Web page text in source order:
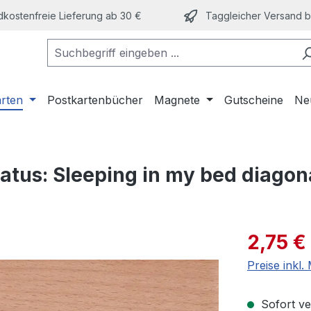
Lieferung ab 30 € Taggleicher Versand
Postkartenbücher Magnete Gutscheine
Sleeping in my bed
2,75 €
Preise inkl.
Sofort